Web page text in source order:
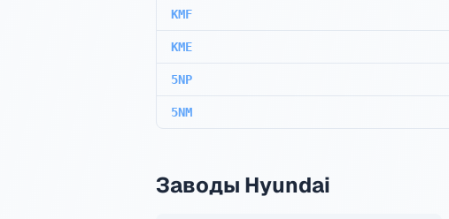
KMF
KME
5NP
5NM
Заводы Hyundai